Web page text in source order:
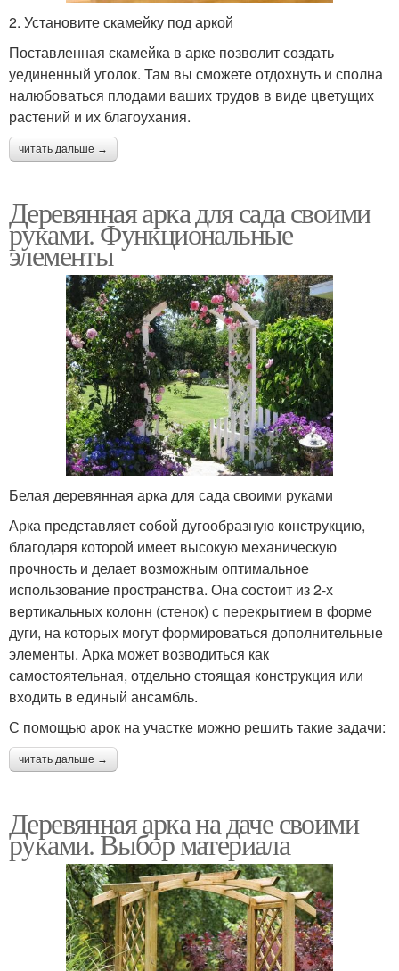
2. Установите скамейку под аркой
Поставленная скамейка в арке позволит создать
уединенный уголок. Там вы сможете отдохнуть и сполна
налюбоваться плодами ваших трудов в виде цветущих
растений и их благоухания.
читать дальше →
Деревянная арка для сада своими
руками. Функциональные
элементы
Белая деревянная арка для сада своими руками
Арка представляет собой дугообразную конструкцию,
благодаря которой имеет высокую механическую
прочность и делает возможным оптимальное
использование пространства. Она состоит из 2-х
вертикальных колонн (стенок) с перекрытием в форме
дуги, на которых могут формироваться дополнительные
элементы. Арка может возводиться как
самостоятельная, отдельно стоящая конструкция или
входить в единый ансамбль.
С помощью арок на участке можно решить такие задачи:
читать дальше →
Деревянная арка на даче своими
руками. Выбор материала